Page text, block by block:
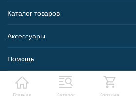
Главная Каталог Корзина
Каталог товаров
Аксессуары
Помощь
Карта сайта